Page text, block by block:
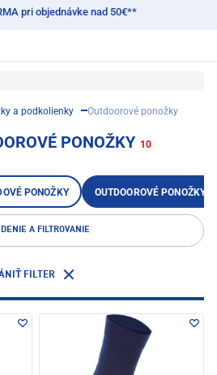
pri objednávke nad 50€**
a podkolienky Outdoorové ponožky
PONOŽKY 10
PONOŽKY OUTDOOROVÉ PONOŽKY
A FILTROVANIE
FILTER